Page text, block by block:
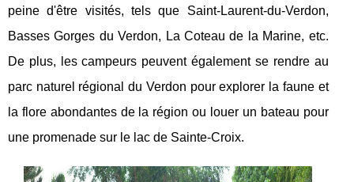
peine d'être visités, tels que Saint-Laurent-du-Verdon,
Basses Gorges du Verdon, La Coteau de la Marine, etc.
De plus, les campeurs peuvent également se rendre au
parc naturel régional du Verdon pour explorer la faune et
la flore abondantes de la région ou louer un bateau pour
une promenade sur le lac de Sainte-Croix.